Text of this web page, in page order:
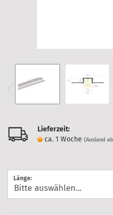
Lieferzeit:
ca. 1 Woche (Ausland
Länge: